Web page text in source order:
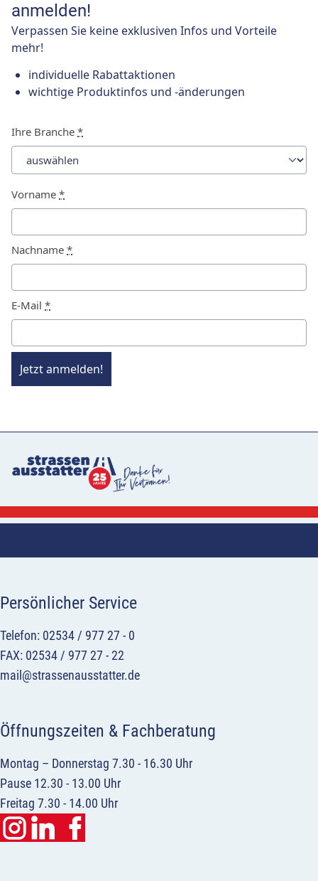
anmelden!
Verpassen Sie keine exklusiven Infos und Vorteile
mehr!
individuelle Rabattaktionen
wichtige Produktinfos und -änderungen
Ihre Branche *
Vorname *
Nachname *
E-Mail *
Jetzt anmelden!
Persönlicher Service
Telefon: 02534 / 977 27 - 0
FAX: 02534 / 977 27 - 22
mail@strassenausstatter.de
Öffnungszeiten & Fachberatung
Montag – Donnerstag 7.30 - 16.30 Uhr
Pause 12.30 - 13.00 Uhr
Freitag 7.30 - 14.00 Uhr